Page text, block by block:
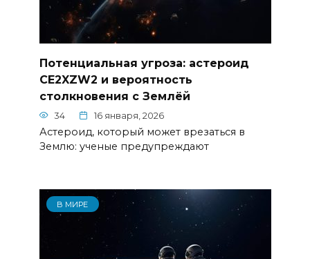
Потенциальная угроза: астероид
CE2XZW2 и вероятность
столкновения с Землёй
34 16 января, 2026
Астероид, который может врезаться в
Землю: ученые предупреждают
В МИРЕ